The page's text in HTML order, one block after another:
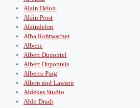
Alain Delon
Alain Prost
Alaindelon
Alba Rohrwacher
Albenc
Albert Dupontel
Albert Dupontels
Alberto Puig
Albon und Lawson
Aldekas Studio
Aldo Drudi